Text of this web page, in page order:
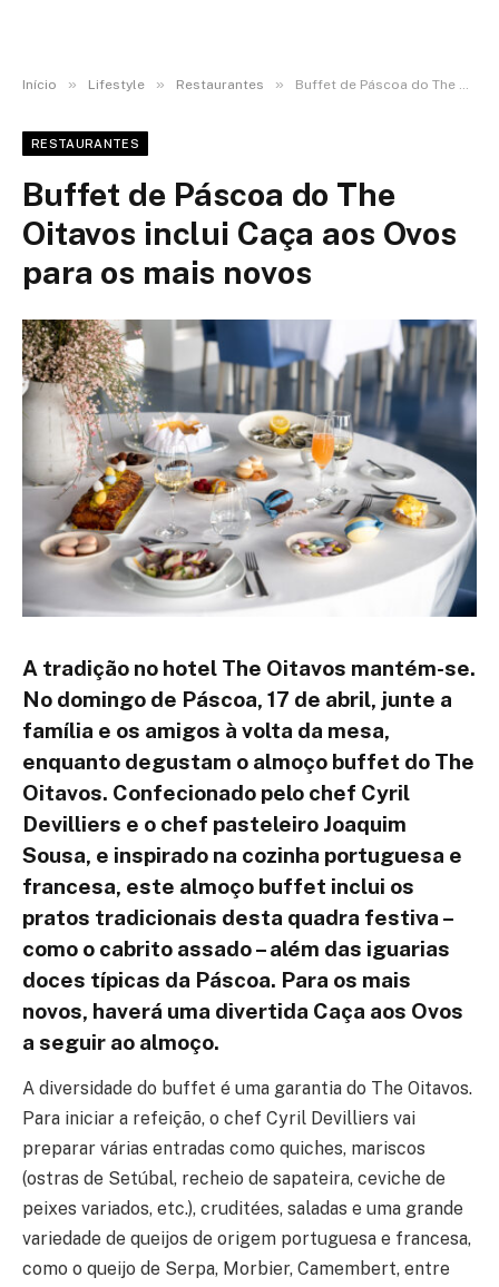
Início » Lifestyle » Restaurantes » Buffet de Páscoa do The Oitavos inclui Caça aos Ovos para os mais novos
RESTAURANTES
Buffet de Páscoa do The
Oitavos inclui Caça aos Ovos
para os mais novos
A tradição no hotel The Oitavos mantém-se.
No domingo de Páscoa, 17 de abril, junte a
família e os amigos à volta da mesa,
enquanto degustam o almoço buffet do The
Oitavos. Confecionado pelo chef Cyril
Devilliers e o chef pasteleiro Joaquim
Sousa, e inspirado na cozinha portuguesa e
francesa, este almoço buffet inclui os
pratos tradicionais desta quadra festiva –
como o cabrito assado – além das iguarias
doces típicas da Páscoa. Para os mais
novos, haverá uma divertida Caça aos Ovos
a seguir ao almoço.
A diversidade do buffet é uma garantia do The Oitavos.
Para iniciar a refeição, o chef Cyril Devilliers vai
preparar várias entradas como quiches, mariscos
(ostras de Setúbal, recheio de sapateira, ceviche de
peixes variados, etc.), cruditées, saladas e uma grande
variedade de queijos de origem portuguesa e francesa,
como o queijo de Serpa, Morbier, Camembert, entre